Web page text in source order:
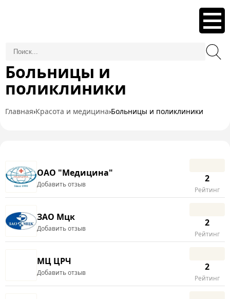
Больницы и
поликлиники
Главная›Красота и медицина›Больницы и поликлиники
ОАО "Медицина"
Добавить отзыв
2
Рейтинг
ЗАО Мцк
Добавить отзыв
2
Рейтинг
МЦ ЦРЧ
Добавить отзыв
2
Рейтинг